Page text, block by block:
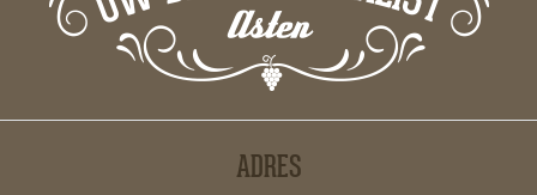
ADRES